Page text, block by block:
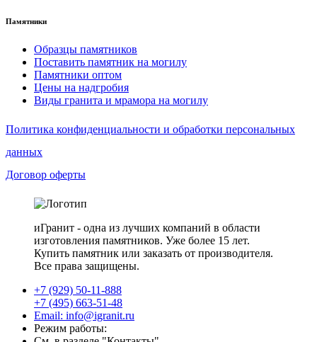
Памятники
Образцы памятников
Поставить памятник на могилу
Памятники оптом
Цены на надгробия
Виды гранита и мрамора на могилу
Политика конфиденциальности и обработки персональных
данных
Договор оферты
иГранит - одна из лучших компаний в области
изготовления памятников. Уже более 15 лет.
Купить памятник или заказать от производителя.
Все права защищены.
+7 (929) 50-11-888
+7 (495) 663-51-48
Email: info@igranit.ru
Режим работы: